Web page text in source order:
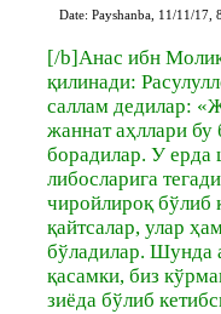
Date: Payshanba, 11/11/17,
[/b]Анас ибн
қилинади:
саллам дедилар:
жаннат аҳллари
борадилар. У
либосларига
чиройлироқ бўлиб
қайтсалар, улар
бўладилар. Шунда
қасамки, биз
зиёда бўлиб